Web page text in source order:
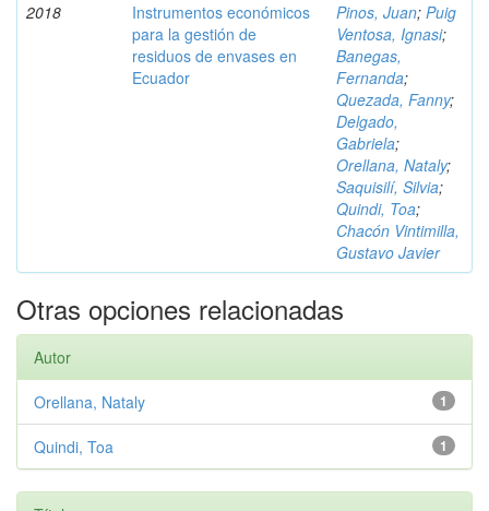
2018
Instrumentos económicos
para la gestión de
residuos de envases en
Ecuador
Pinos, Juan; Puig
Ventosa, Ignasi;
Banegas,
Fernanda;
Quezada, Fanny;
Delgado,
Gabriela;
Orellana, Nataly;
Saquisilí, Silvia;
Quindi, Toa;
Chacón Vintimilla,
Gustavo Javier
Otras opciones relacionadas
Autor
1
Orellana, Nataly
1
Quindi, Toa